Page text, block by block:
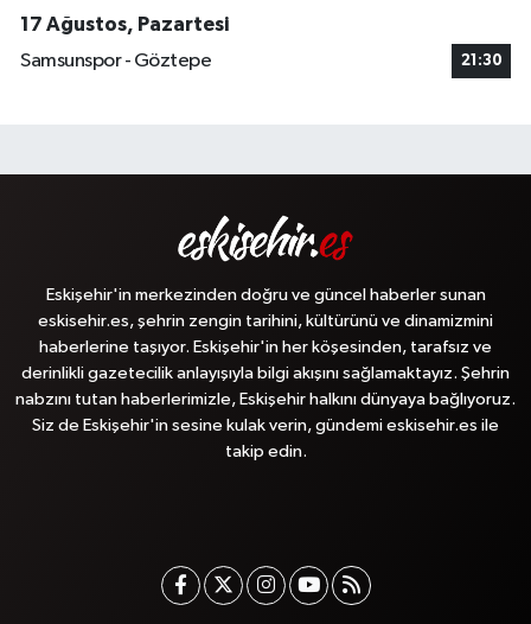
17 Ağustos, Pazartesi
Samsunspor - Göztepe
21:30
Eskişehir'in merkezinden doğru ve güncel haberler sunan
eskisehir.es, şehrin zengin tarihini, kültürünü ve dinamizmini
haberlerine taşıyor. Eskişehir'in her köşesinden, tarafsız ve
derinlikli gazetecilik anlayışıyla bilgi akışını sağlamaktayız. Şehrin
nabzını tutan haberlerimizle, Eskişehir halkını dünyaya bağlıyoruz.
Siz de Eskişehir'in sesine kulak verin, gündemi eskisehir.es ile
takip edin.